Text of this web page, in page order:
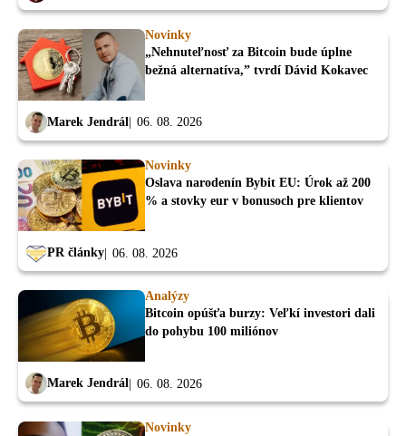
Novinky
„Nehnuteľnosť za Bitcoin bude úplne
bežná alternatíva,” tvrdí Dávid Kokavec
Marek Jendrál 06. 08. 2026
Novinky
Oslava narodenín Bybit EU: Úrok až 200
% a stovky eur v bonusoch pre klientov
PR články 06. 08. 2026
Analýzy
Bitcoin opúšťa burzy: Veľkí investori dali
do pohybu 100 miliónov
Marek Jendrál 06. 08. 2026
Novinky